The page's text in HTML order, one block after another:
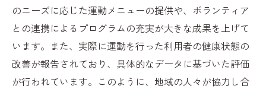
のニーズに応じた運動メニューの提供や、ボランティア
との連携によるプログラムの充実が大きな成果を上げて
います。また、実際に運動を行った利用者の健康状態の
改善が報告されており、具体的なデータに基づいた評価
が行われています。このように、地域の人々が協力し合